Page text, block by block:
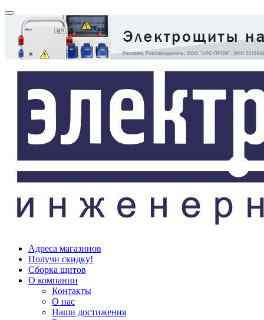
Адреса магазинов
Получи скидку!
Сборка щитов
О компании
Контакты
О нас
Наши достижения